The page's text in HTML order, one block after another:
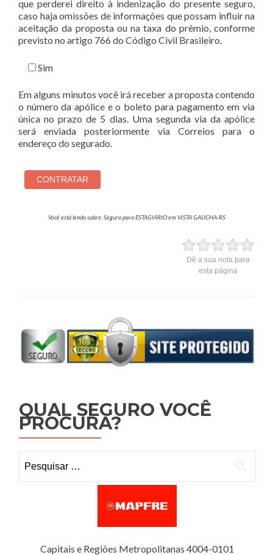
que perderei direito à indenização do presente seguro,
caso haja omissões de informações que possam influir na
aceitação da proposta ou na taxa do prêmio, conforme
previsto no artigo 766 do Código Civil Brasileiro.
Sim
Em alguns minutos você irá receber a proposta contendo
o número da apólice e o boleto para pagamento em via
única no prazo de 5 dias. Uma segunda via da apólice
será enviada posteriormente via Correios para o
endereço do segurado.
Você está lendo sobre: Seguro para ESTAGIÁRIO em VISTA GAÚCHA-RS
Dê a sua nota para
esta página
QUAL SEGURO VOCÊ
PROCURA?
Capitais e Regiões Metropolitanas 4004-0101